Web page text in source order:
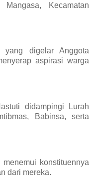
Kecamatan
yang digelar Anggota
aspirasi warga
didampingi Lurah
Babinsa, serta
konstituennya
dari mereka.